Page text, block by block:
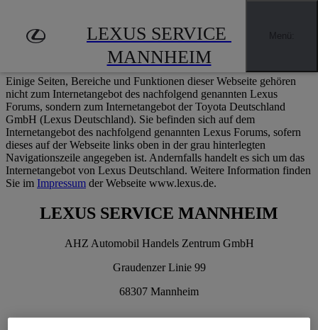
Händler finden
LEXUS SERVICE
MANNHEIM
Impressum
Einige Seiten, Bereiche und Funktionen dieser Webseite gehören
nicht zum Internetangebot des nachfolgend genannten Lexus
Forums, sondern zum Internetangebot der Toyota Deutschland
GmbH (Lexus Deutschland). Sie befinden sich auf dem
Internetangebot des nachfolgend genannten Lexus Forums, sofern
dieses auf der Webseite links oben in der grau hinterlegten
Navigationszeile angegeben ist. Andernfalls handelt es sich um das
Internetangebot von Lexus Deutschland. Weitere Information finden
Sie im Impressum der Webseite www.lexus.de.
LEXUS SERVICE MANNHEIM
AHZ Automobil Handels Zentrum GmbH
Graudenzer Linie 99
68307 Mannheim